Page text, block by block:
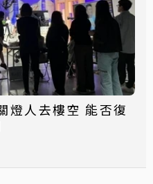
燈人去樓空 能否復